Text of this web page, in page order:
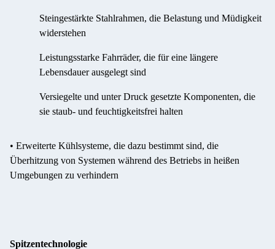
Steingestärkte Stahlrahmen, die Belastung und Müdigkeit
widerstehen
Leistungsstarke Fahrräder, die für eine längere
Lebensdauer ausgelegt sind
Versiegelte und unter Druck gesetzte Komponenten, die
sie staub- und feuchtigkeitsfrei halten
• Erweiterte Kühlsysteme, die dazu bestimmt sind, die
Überhitzung von Systemen während des Betriebs in heißen
Umgebungen zu verhindern
Spitzentechnologie